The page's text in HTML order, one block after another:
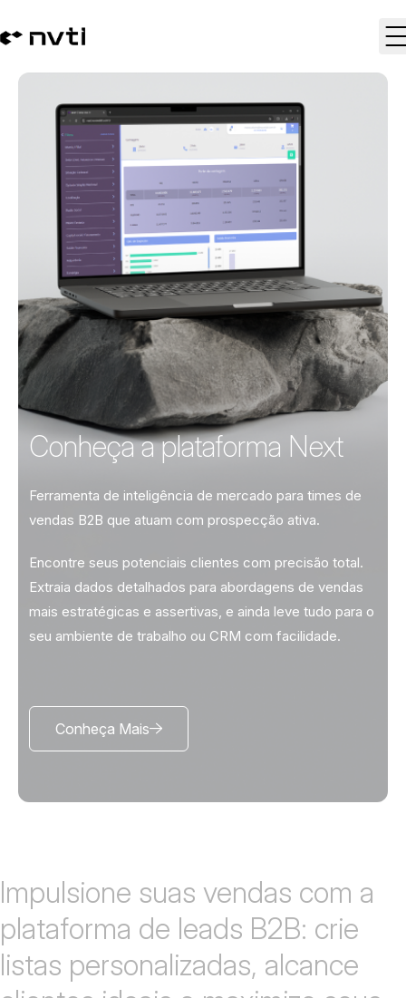
Conheça aplataforma Next
Ferramenta de inteligência de mercado para times de
vendas B2B que atuam com prospecção ativa.
Encontre seus potenciais clientes com precisão total.
Extraia dados detalhados para abordagens de vendas
mais estratégicas e assertivas, e ainda leve tudo para o
seu ambiente de trabalho ou CRM com facilidade.
Conheça Mais
Impulsione suas vendas com a
plataforma de leads B2B: crie
listas personalizadas, alcance